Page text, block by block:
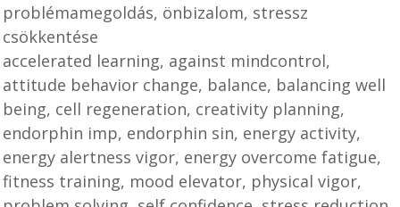
problémamegoldás, önbizalom, stressz
csökkentése
accelerated learning, against mindcontrol,
attitude behavior change, balance, balancing well
being, cell regeneration, creativity planning,
endorphin imp, endorphin sin, energy activity,
energy alertness vigor, energy overcome fatigue,
fitness training, mood elevator, physical vigor,